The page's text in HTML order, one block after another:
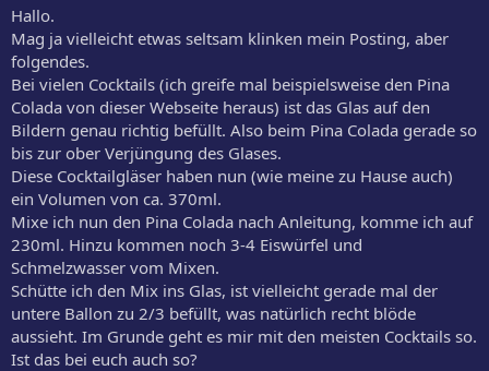
r
Hallo.
Mag ja vielleicht etwas seltsam klinken mein Posting, aber
folgendes.
Bei vielen Cocktails (ich greife mal beispielsweise den Pina
Colada von dieser Webseite heraus) ist das Glas auf den
Bildern genau richtig befüllt. Also beim Pina Colada gerade so
bis zur ober Verjüngung des Glases.
Diese Cocktailgläser haben nun (wie meine zu Hause auch)
ein Volumen von ca. 370ml.
Mixe ich nun den Pina Colada nach Anleitung, komme ich auf
230ml. Hinzu kommen noch 3-4 Eiswürfel und
Schmelzwasser vom Mixen.
Schütte ich den Mix ins Glas, ist vielleicht gerade mal der
untere Ballon zu 2/3 befüllt, was natürlich recht blöde
aussieht. Im Grunde geht es mir mit den meisten Cocktails so.
Ist das bei euch auch so?